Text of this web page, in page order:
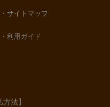
サイトマップ
利用ガイド
方法】